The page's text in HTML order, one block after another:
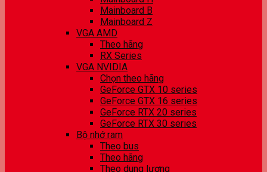
Mainboard B
Mainboard Z
VGA AMD
Theo hãng
RX Series
VGA NVIDIA
Chọn theo hãng
GeForce GTX 10 series
GeForce GTX 16 series
GeForce RTX 20 series
GeForce RTX 30 series
Bộ nhớ ram
Theo bus
Theo hãng
Theo dung lượng